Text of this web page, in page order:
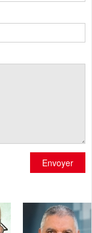
Envoyer